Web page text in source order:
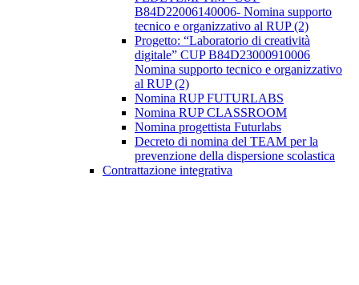
B84D22006140006- Nomina supporto
tecnico e organizzativo al RUP (2)
Progetto: “Laboratorio di creatività
digitale” CUP B84D23000910006
Nomina supporto tecnico e organizzativo
al RUP (2)
Nomina RUP FUTURLABS
Nomina RUP CLASSROOM
Nomina progettista Futurlabs
Decreto di nomina del TEAM per la
prevenzione della dispersione scolastica
Contrattazione integrativa